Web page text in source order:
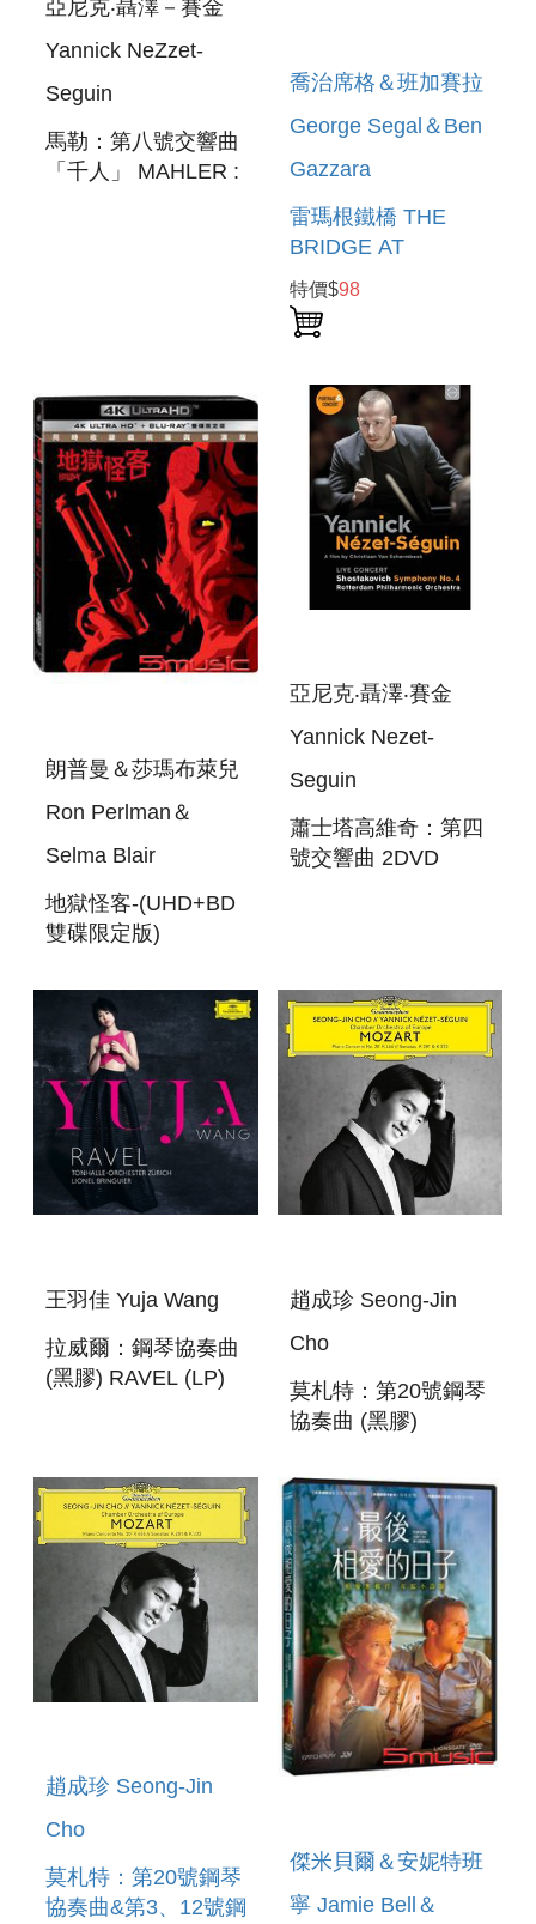
亞尼克‧聶澤－賽金
Yannick NeZzet-
Seguin
馬勒：第八號交響曲
「千人」 MAHLER :
喬治席格＆班加賽拉
George Segal＆Ben
Gazzara
雷瑪根鐵橋 THE
BRIDGE AT
REMAGEN
特價$98
朗普曼＆莎瑪布萊兒
Ron Perlman＆
Selma Blair
地獄怪客-(UHD+BD
雙碟限定版)
UHD+BD
亞尼克‧聶澤‧賽金
Yannick Nezet-
Seguin
蕭士塔高維奇：第四
號交響曲 2DVD
CONCERT 2DVD
王羽佳 Yuja Wang
拉威爾：鋼琴協奏曲
(黑膠) RAVEL (LP)
趙成珍 Seong-Jin
Cho
莫札特：第20號鋼琴
協奏曲 (黑膠)
趙成珍 Seong-Jin
Cho
莫札特：第20號鋼琴
協奏曲&第3、12號鋼
傑米貝爾＆安妮特班
寧 Jamie Bell＆